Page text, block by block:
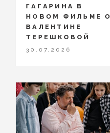
ГАГАРИНА В
НОВОМ ФИЛЬМЕ О
ВАЛЕНТИНЕ
ТЕРЕШКОВОЙ
30.07.2026